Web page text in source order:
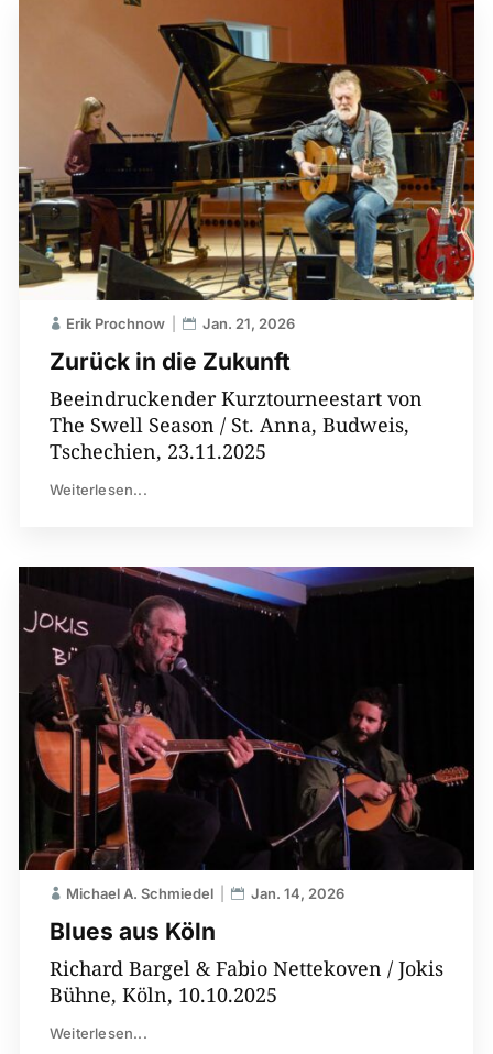
Zurück in die Zukunft
Erik Prochnow Jan. 21, 2026
Beeindruckender Kurztourneestart von
The Swell Season / St. Anna, Budweis,
Tschechien, 23.11.2025
Weiterlesen...
Blues aus Köln
Michael A. Schmiedel Jan. 14, 2026
Richard Bargel & Fabio Nettekoven / Jokis
Bühne, Köln, 10.10.2025
Weiterlesen...